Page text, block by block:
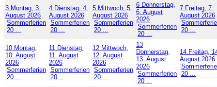
3 Montag, 3.
August 2026
Sommerferien
20 ...
4 Dienstag, 4.
August 2026
Sommerferien
20 ...
5 Mittwoch, 5.
August 2026
Sommerferien
20 ...
6 Donnerstag,
6. August
2026
Sommerferien
20 ...
7 Freitag, 7.
August 2026
20 ...
10 Montag,
10. August
2026
Sommerferien
20 ...
11 Dienstag,
11. August
2026
Sommerferien
20 ...
12 Mittwoch,
12. August
2026
Sommerferien
20 ...
13
Donnerstag,
13. August
2026
Sommerferien
20 ...
14 Freitag,
August 2026
20 ...